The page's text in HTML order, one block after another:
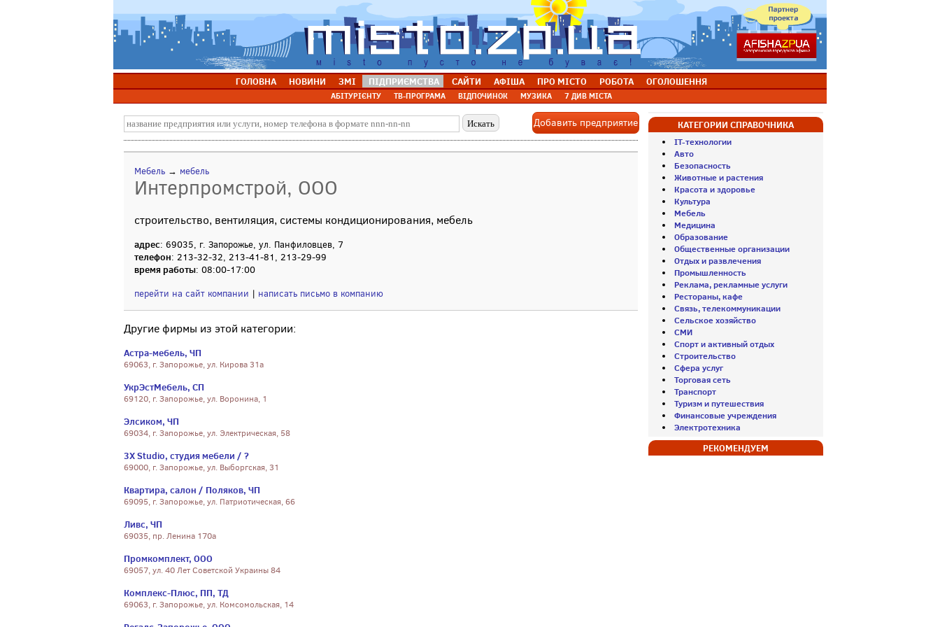
ГОЛОВНА НОВИНИ ЗМІ ПІДПРИЄМСТВА САЙТИ АФІША ПРО МІСТО РОБОТА ОГОЛОШЕННЯ
АБІТУРІЄНТУ ТВ-ПРОГРАМА ВІДПОЧИНОК МУЗИКА 7 ДИВ МІСТА
Добавить предприятие
Мебель → мебель
Интерпромстрой, ООО
строительство, вентиляция, системы кондиционирования, мебель
адрес: 69035, г. Запорожье, ул. Панфиловцев, 7
телефон: 213-32-32, 213-41-81, 213-29-99
время работы: 08:00-17:00
перейти на сайт компании | написать письмо в компанию
Другие фирмы из этой категории:
Астра-мебель, ЧП
69063, г. Запорожье, ул. Кирова 31а
УкрЭстМебель, СП
69120, г. Запорожье, ул. Воронина, 1
Элсиком, ЧП
69034, г. Запорожье, ул. Электрическая, 58
3X Studio, студия мебели / ?
69000, г. Запорожье, ул. Выборгская, 31
Квартира, салон / Поляков, ЧП
69095, г. Запорожье, ул. Патриотическая, 66
Ливс, ЧП
69035, пр. Ленина 170а
Промкомплект, ООО
69057, ул. 40 Лет Советской Украины 84
Комплекс-Плюс, ПП, ТД
69063, г. Запорожье, ул. Комсомольская, 14
КАТЕГОРИИ СПРАВОЧНИКА
IT-технологии
Авто
Безопасность
Животные и растения
Красота и здоровье
Культура
Мебель
Медицина
Образование
Общественные организации
Отдых и развлечения
Промышленность
Реклама, рекламные услуги
Рестораны, кафе
Связь, телекоммуникации
Сельское хозяйство
СМИ
Спорт и активный отдых
Строительство
Сфера услуг
Торговая сеть
Транспорт
Туризм и путешествия
Финансовые учреждения
Электротехника
РЕКОМЕНДУЕМ